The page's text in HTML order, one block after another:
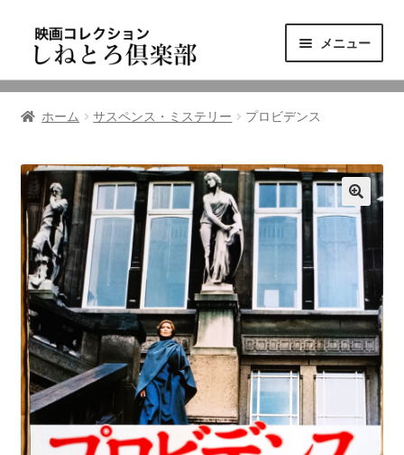
ゲ
シ
ン
へ
ス
キ
ッ
プ
テ
ツ
ス
キ
ッ
プ
メニュー
ニュース
東三河の映画館
しねとろ倶楽部について
リンクの旅
ホーム サスペンス・ミステリー プロビデンス